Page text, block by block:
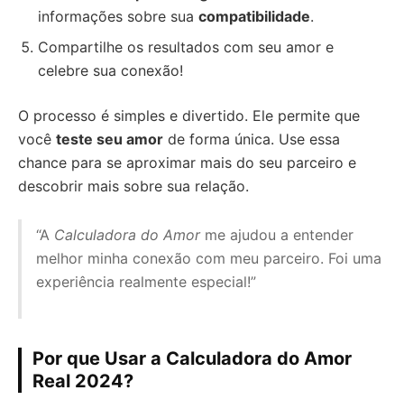
informações sobre sua compatibilidade.
Compartilhe os resultados com seu amor e
celebre sua conexão!
O processo é simples e divertido. Ele permite que
você teste seu amor de forma única. Use essa
chance para se aproximar mais do seu parceiro e
descobrir mais sobre sua relação.
“A Calculadora do Amorme ajudou a entender
melhor minha conexão com meu parceiro. Foi uma
experiência realmente especial!”
Por que Usar a Calculadora do Amor
Real 2024?